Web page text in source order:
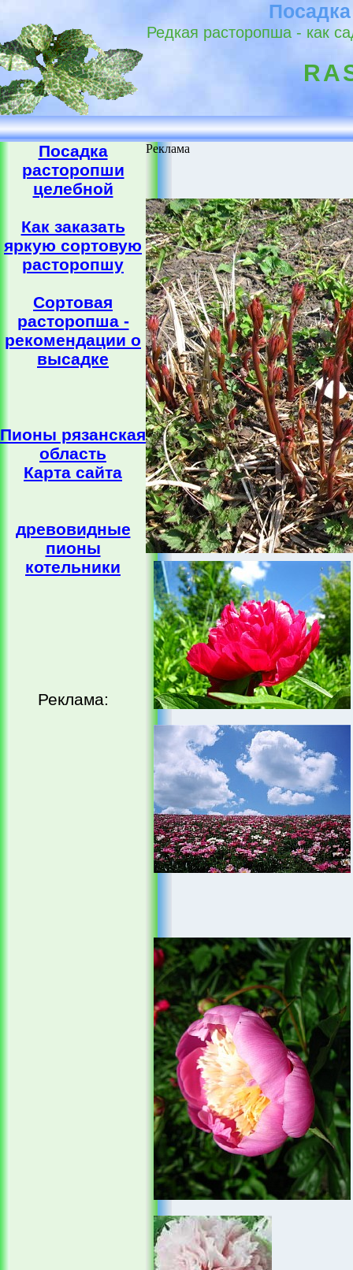
Редкая расторопша - как
Посадка
расторопши
целебной
Как заказать
яркую сортовую
расторопшу
Сортовая
расторопша -
рекомендации о
высадке
Пионы рязанская
область
Карта сайта
древовидные
пионы
котельники
Реклама:
Реклама